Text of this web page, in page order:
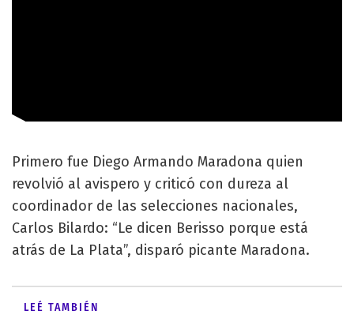
Primero fue Diego Armando Maradona quien
revolvió al avispero y criticó con dureza al
coordinador de las selecciones nacionales,
Carlos Bilardo: “Le dicen Berisso porque está
atrás de La Plata”, disparó picante Maradona.
LEÉ TAMBIÉN